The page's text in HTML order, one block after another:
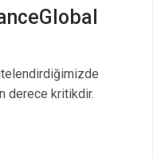
derece kritikdir.